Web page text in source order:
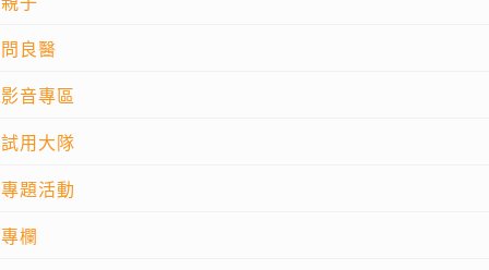
問良醫
影音專區
試用大隊
專題活動
專欄